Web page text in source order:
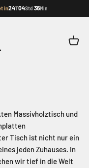
in24T04Std 36Min
in 24 Tagen, 4
Massivholztisch und
Tisch ist nicht nur ein
jeden Zuhauses. In
wir tief in die Welt